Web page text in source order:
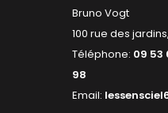
Bruno Vogt
100 rue des jardins,
Téléphone: 09 53
98
Email: